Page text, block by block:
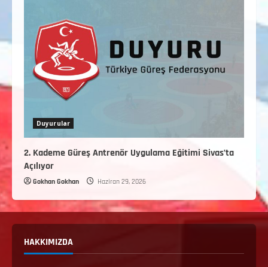
Duyurular
2. Kademe Güreş Antrenör Uygulama Eğitimi Sivas’ta
Açılıyor
Gokhan Gokhan Haziran 29, 2026
HAKKIMIZDA